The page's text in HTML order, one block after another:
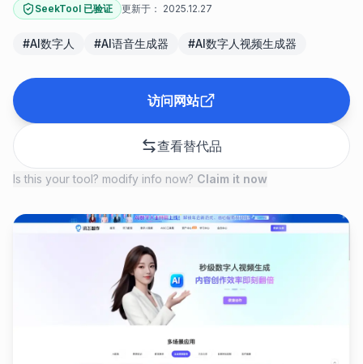
SeekTool 已验证 更新于： 2025.12.27
#AI数字人 #AI语音生成器 #AI数字人视频生成器
访问网站
查看替代品
Is this your tool? modify info now? Claim it now